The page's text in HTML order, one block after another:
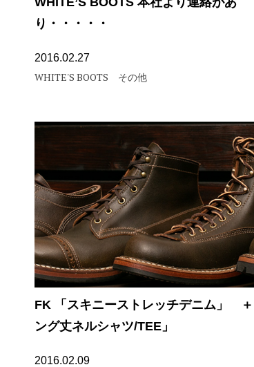
り・・・・・
2016.02.27
WHITE'S BOOTS その他
FK 「スキニーストレッチデニム」
ング丈ネルシャツ/TEE」
2016.02.09